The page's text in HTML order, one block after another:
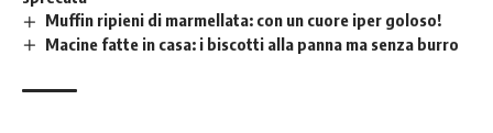
Muffin ripieni di marmellata: con un cuore iper goloso!
Macine fatte in casa: i biscotti alla panna ma senza burro